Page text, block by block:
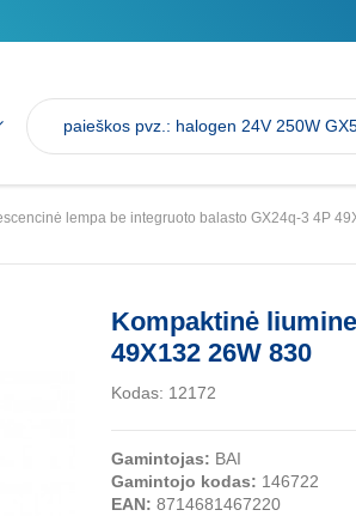
lempa be integruoto balasto GX24q-3 4P
Kompaktinė
49X132 26W 830
Kodas: 12172
Gamintojas: BAI
Gamintojo kodas: 146722
EAN: 8714681467220